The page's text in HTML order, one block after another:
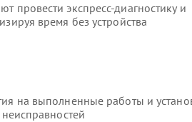
провести экспресс-диагностику и
время без устройства
на выполненные работы и